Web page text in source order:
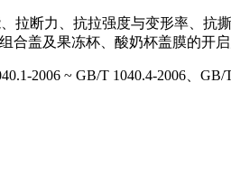
拉断力、抗拉强度与变形率、
盖及果冻杯、酸奶杯盖膜的开
2006 ~ GB/T 1040.4-2006、